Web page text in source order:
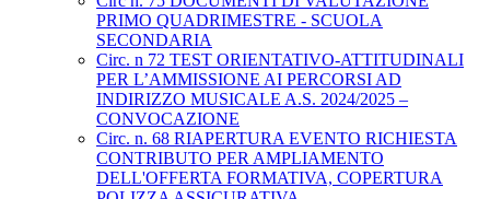
PRIMO QUADRIMESTRE - SCUOLA
SECONDARIA
Circ. n 72 TEST ORIENTATIVO-ATTITUDINALI
PER L’AMMISSIONE AI PERCORSI AD
INDIRIZZO MUSICALE A.S. 2024/2025 –
CONVOCAZIONE
Circ. n. 68 RIAPERTURA EVENTO RICHIESTA
CONTRIBUTO PER AMPLIAMENTO
DELL'OFFERTA FORMATIVA, COPERTURA